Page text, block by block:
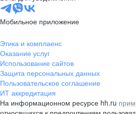
Мобильное приложение
Этика и комплаенс
Оказание услуг
Использование сайтов
Защита персональных данных
Пользовательское соглашение
ИТ аккредитация
На информационном ресурсе hh.ru